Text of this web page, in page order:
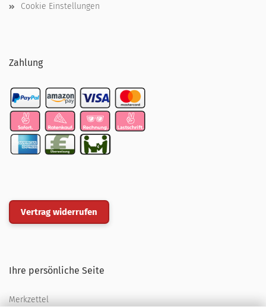
Cookie Einstellungen
Zahlung
Vertrag widerrufen
Ihre persönliche Seite
Merkzettel